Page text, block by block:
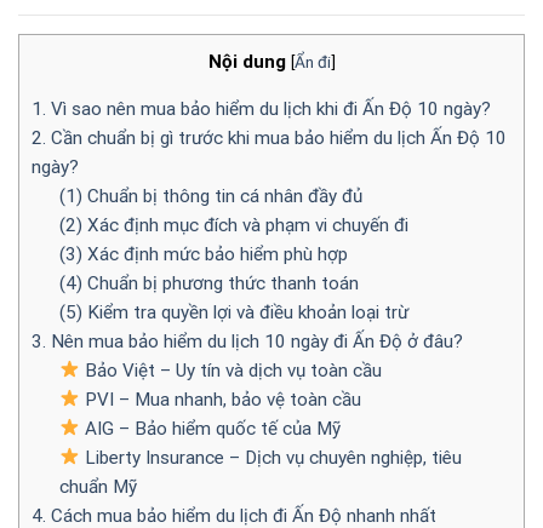
Nội dung [Ẩn đi]
1. Vì sao nên mua bảo hiểm du lịch khi đi Ấn Độ 10 ngày?
2. Cần chuẩn bị gì trước khi mua bảo hiểm du lịch Ấn Độ 10
ngày?
(1) Chuẩn bị thông tin cá nhân đầy đủ
(2) Xác định mục đích và phạm vi chuyến đi
(3) Xác định mức bảo hiểm phù hợp
(4) Chuẩn bị phương thức thanh toán
(5) Kiểm tra quyền lợi và điều khoản loại trừ
3. Nên mua bảo hiểm du lịch 10 ngày đi Ấn Độ ở đâu?
Bảo Việt – Uy tín và dịch vụ toàn cầu
PVI – Mua nhanh, bảo vệ toàn cầu
AIG – Bảo hiểm quốc tế của Mỹ
Liberty Insurance – Dịch vụ chuyên nghiệp, tiêu
chuẩn Mỹ
4. Cách mua bảo hiểm du lịch đi Ấn Độ nhanh nhất